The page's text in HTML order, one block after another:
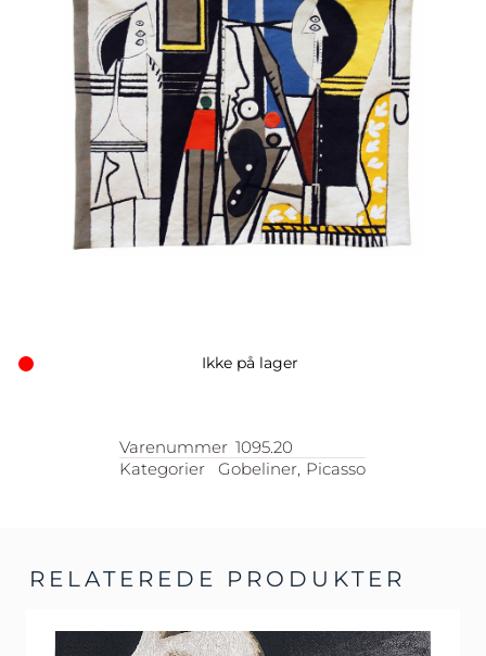
Ikke på lager
Varenummer 1095.20
Kategorier
Gobeliner, Picasso
RELATEREDE PRODUKTER